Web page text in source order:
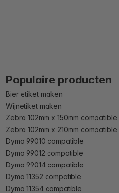
Populaire producten
Bier etiket maken
Wijnetiket maken
Zebra 102mm x 150mm compatible
Zebra 102mm x 210mm compatible
Dymo 99010 compatible
Dymo 99012 compatible
Dymo 99014 compatible
Dymo 11352 compatible
Dymo 11354 compatible